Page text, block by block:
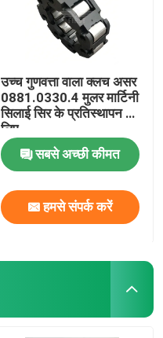
उच्च गुणवत्ता वाला क्लच असर
0881.0330.4 मुलर मार्टिनी
सिलाई सिर के प्रतिस्थापन के
लिए
सबसे अच्छी कीमत
हमसे संपर्क करें